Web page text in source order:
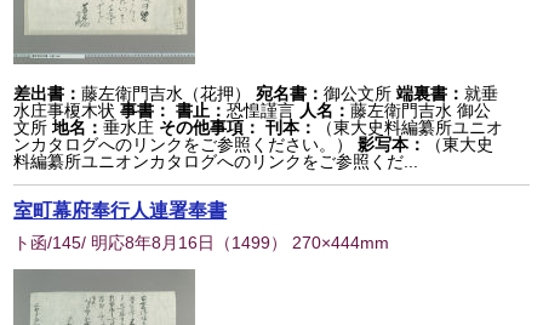
差出書：藤左衛門吉水（花押） 宛名書：御公文所 端裏書：就垂
水庄事榎木状 事書： 書止：恐惶謹言 人名：藤左衛門吉水 御公
文所 地名：垂水庄 その他事項： 刊本：
（東大史料編纂所ユニオ
ンカタログへのリンクをご参照ください。）
影写本：
（東大史
料編纂所ユニオンカタログへのリンクをご参照くだ...
室町幕府奉行人連署奉書
ト函/145/ 明応8年8月16日 （1499） 270×444mm